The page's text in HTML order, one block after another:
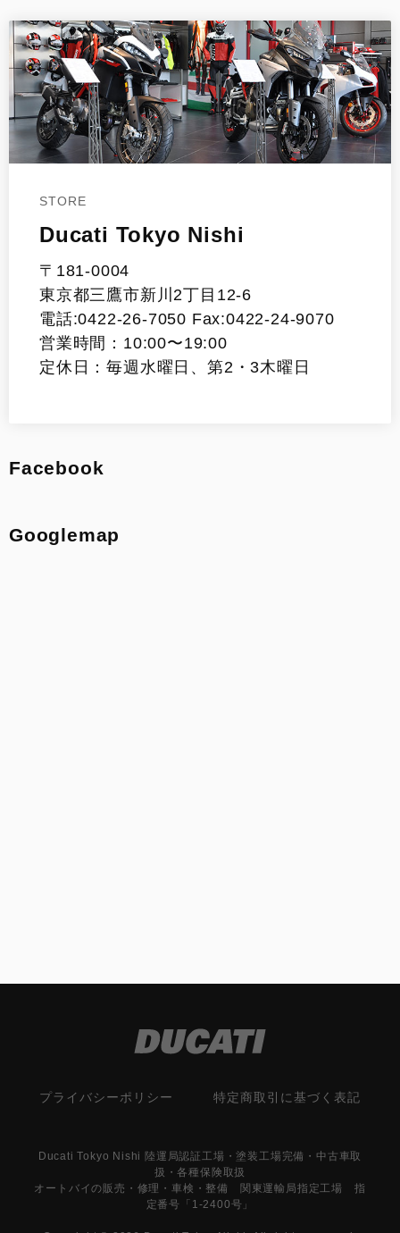
STORE
Ducati Tokyo Nishi
〒181-0004
東京都三鷹市新川2丁目12-6
電話:0422-26-7050 Fax:0422-24-9070
営業時間：10:00〜19:00
定休日：毎週水曜日、第2・3木曜日
Facebook
Googlemap
プライバシーポリシー 特定商取引に基づく表記
Ducati Tokyo Nishi 陸運局認証工場・塗装工場完備・中古車取
扱・各種保険取扱
オートバイの販売・修理・車検・整備 関東運輸局指定工場 指
定番号「1-2400号」